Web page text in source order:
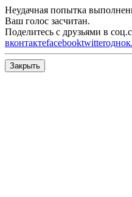
Неудачная попытка
Ваш голос засчитан.
Поделитесь с друзьями в
вконтактеfacebooktwitter